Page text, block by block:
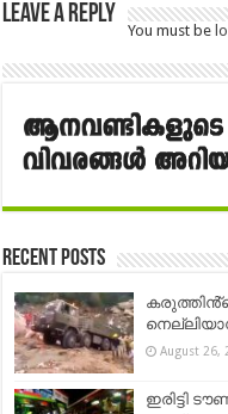
Leave a Reply
You must be
Recent Posts
August 26,
ഇരിട്ടി